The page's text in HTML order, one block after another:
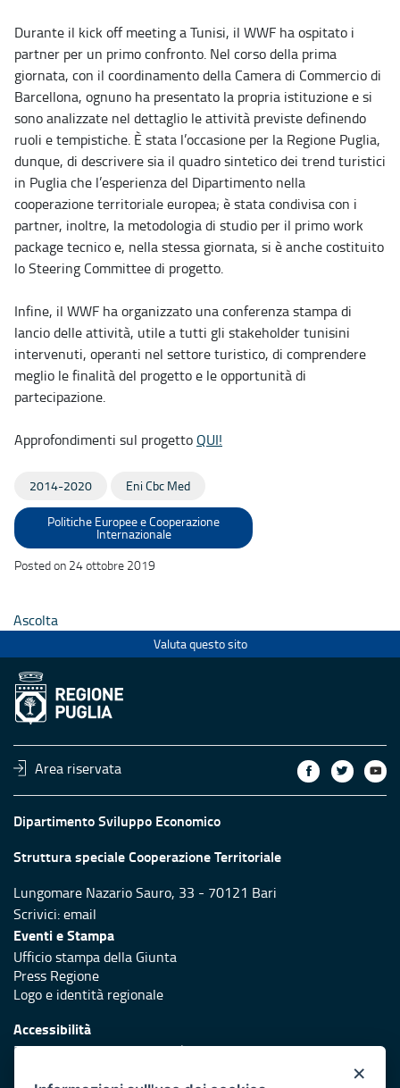
Durante il kick off meeting a Tunisi, il WWF ha ospitato i
partner per un primo confronto. Nel corso della prima
giornata, con il coordinamento della Camera di Commercio di
Barcellona, ognuno ha presentato la propria istituzione e si
sono analizzate nel dettaglio le attività previste definendo
ruoli e tempistiche. È stata l’occasione per la Regione Puglia,
dunque, di descrivere sia il quadro sintetico dei trend turistici
in Puglia che l’esperienza del Dipartimento nella
cooperazione territoriale europea; è stata condivisa con i
partner, inoltre, la metodologia di studio per il primo work
package tecnico e, nella stessa giornata, si è anche costituito
lo Steering Committee di progetto.
Infine, il WWF ha organizzato una conferenza stampa di
lancio delle attività, utile a tutti gli stakeholder tunisini
intervenuti, operanti nel settore turistico, di comprendere
meglio le finalità del progetto e le opportunità di
partecipazione.
Approfondimenti sul progetto QUI!
2014-2020 Eni Cbc Med
Politiche Europee e Cooperazione
Internazionale
Posted on 24 ottobre 2019
Ascolta
Valuta questo sito
Area riservata
Dipartimento Sviluppo Economico
Struttura speciale Cooperazione Territoriale
Lungomare Nazario Sauro, 33 - 70121 Bari
Scrivici:email
Eventi e Stampa
Ufficio stampa della Giunta
Press Regione
Logo e identità regionale
Accessibilità
Dichiarazione di accessibilità
×